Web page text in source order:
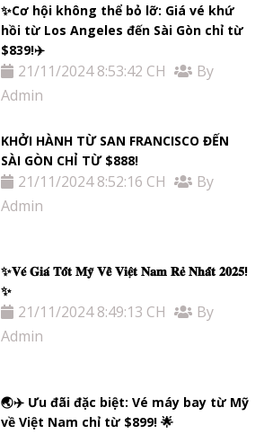
✨Cơ hội không thể bỏ lỡ: Giá vé khứ
hồi từ Los Angeles đến Sài Gòn chỉ từ
$839!✈️
21/11/2024 8:53:42 CH
By
Admin
KHỞI HÀNH TỪ SAN FRANCISCO ĐẾN
SÀI GÒN CHỈ TỪ $888!
21/11/2024 8:52:16 CH
By
Admin
✨𝐕𝐞́ 𝐆𝐢𝐚́ 𝐓𝐨̂́𝐭 𝐌𝐲̃ 𝐕𝐞̂̀ 𝐕𝐢𝐞̣̂𝐭 𝐍𝐚𝐦 𝐑𝐞̉ 𝐍𝐡𝐚̂́𝐭 𝟐𝟎𝟐𝟓!
✨
21/11/2024 8:49:13 CH
By
Admin
🌏✈️ Ưu đãi đặc biệt: Vé máy bay từ Mỹ
về Việt Nam chỉ từ $899! 🌟